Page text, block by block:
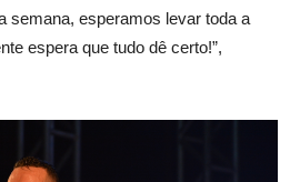
semana, esperamos levar toda a
espera que tudo dê certo!”,